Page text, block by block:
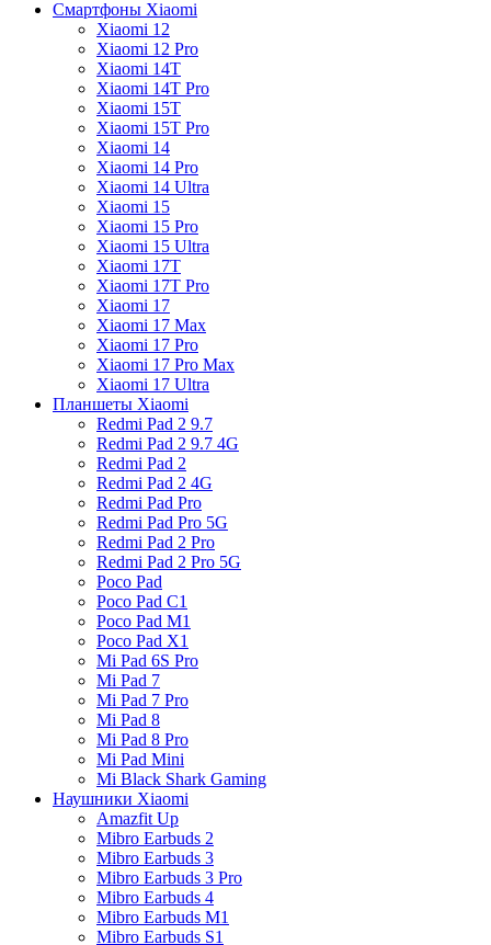
Смартфоны Xiaomi
Xiaomi 12
Xiaomi 12 Pro
Xiaomi 14T
Xiaomi 14T Pro
Xiaomi 15T
Xiaomi 15T Pro
Xiaomi 14
Xiaomi 14 Pro
Xiaomi 14 Ultra
Xiaomi 15
Xiaomi 15 Pro
Xiaomi 15 Ultra
Xiaomi 17T
Xiaomi 17T Pro
Xiaomi 17
Xiaomi 17 Max
Xiaomi 17 Pro
Xiaomi 17 Pro Max
Xiaomi 17 Ultra
Планшеты Xiaomi
Redmi Pad 2 9.7
Redmi Pad 2 9.7 4G
Redmi Pad 2
Redmi Pad 2 4G
Redmi Pad Pro
Redmi Pad Pro 5G
Redmi Pad 2 Pro
Redmi Pad 2 Pro 5G
Poco Pad
Poco Pad C1
Poco Pad M1
Poco Pad X1
Mi Pad 6S Pro
Mi Pad 7
Mi Pad 7 Pro
Mi Pad 8
Mi Pad 8 Pro
Mi Pad Mini
Mi Black Shark Gaming
Наушники Xiaomi
Amazfit Up
Mibro Earbuds 2
Mibro Earbuds 3
Mibro Earbuds 3 Pro
Mibro Earbuds 4
Mibro Earbuds M1
Mibro Earbuds S1